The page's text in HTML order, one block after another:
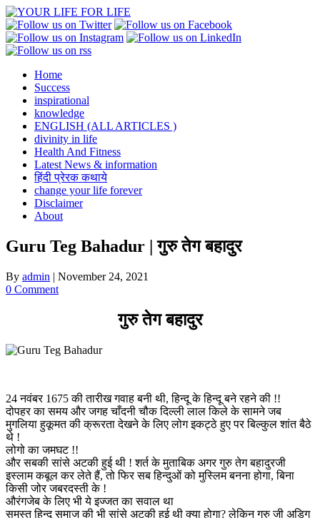
Skip
to
content
Home
Success
inspirational
knowledge
ENGLISH (ALL ARTICLES )
divinity in life
Health And Fitness
Latest News & information
हिंदी प्रेरक कथाये
change your life forever
Disclaimer
About
Guru Teg Bahadur | गुरु तेग बहादुर
By admin | November 24, 2021
0 Comment
गुरु तेग बहादुर
24 नवंबर 1675 की तारीख गवाह बनी थी, हिन्दू के हिन्दू बने रहने की !!
दोपहर का समय और जगह चाँदनी चौक दिल्ली लाल किले के सामने जब
मुगलिया हुकूमत की क्रूरता देखने के लिए लोग इकट्ठे हुए पर बिल्कुल शांत बैठे
थे !
लोगो का जमघट !!
और सबकी सांसे अटकी हुई थी ! शर्त के मुताबिक अगर गुरु तेग बहादुरजी
इस्लाम कबूल कर लेते हैं, तो फिर सब हिन्दुओं को मुस्लिम बनना होगा, बिना
किसी जोर जबरदस्ती के !
औरंगजेब के लिए भी ये इज्जत का सवाल था
समस्त हिन्दू समाज की भी सांसे अटकी हुई थी क्या होगा? लेकिन गुरु जी अडिग